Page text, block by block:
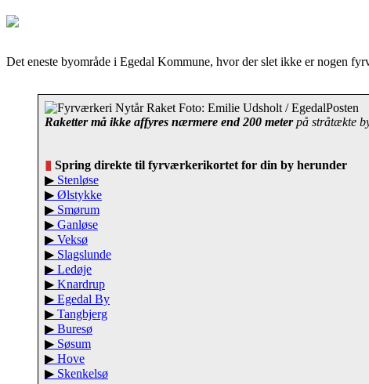
Det eneste byområde i Egedal Kommune, hvor der slet ikke er nogen
Raketter må ikke affyres nærmere end 200 meterpå stråtækte
▮ Spring direkte til fyrværkerikortet for din by herunder
▶ Stenløse
▶ Ølstykke
▶ Smørum
▶ Ganløse
▶ Veksø
▶ Slagslunde
▶ Ledøje
▶ Knardrup
▶ Egedal By
▶ Tangbjerg
▶ Buresø
▶ Søsum
▶ Hove
▶ Skenkelsø